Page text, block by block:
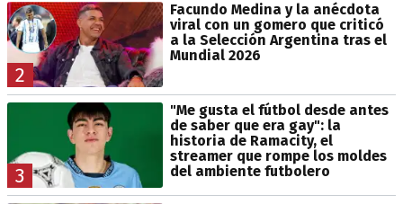
2
Facundo Medina y la anécdota
viral con un gomero que criticó
a la Selección Argentina tras el
Mundial 2026
3
"Me gusta el fútbol desde antes
de saber que era gay": la
historia de Ramacity, el
streamer que rompe los moldes
del ambiente futbolero